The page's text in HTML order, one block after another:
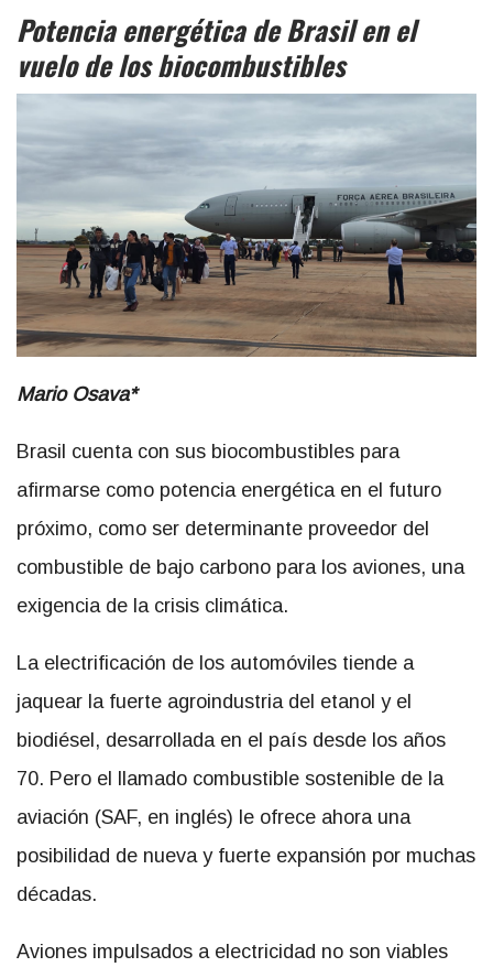
Potencia energética de Brasil en el
vuelo de los biocombustibles
Mario Osava*
Brasil cuenta con sus biocombustibles para
afirmarse como potencia energética en el futuro
próximo, como ser determinante proveedor del
combustible de bajo carbono para los aviones, una
exigencia de la crisis climática.
La electrificación de los automóviles tiende a
jaquear la fuerte agroindustria del etanol y el
biodiésel, desarrollada en el país desde los años
70. Pero el llamado combustible sostenible de la
aviación (SAF, en inglés) le ofrece ahora una
posibilidad de nueva y fuerte expansión por muchas
décadas.
Aviones impulsados a electricidad no son viables